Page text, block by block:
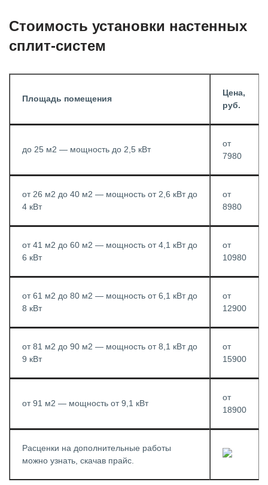
Стоимость установки настенных
сплит-систем
Площадь помещения
Цена,
руб.
до 25 м2 — мощность до 2,5 кВт
от
7980
от 26 м2 до 40 м2 — мощность от 2,6 кВт до
4 кВт
от
8980
от 41 м2 до 60 м2 — мощность от 4,1 кВт до
6 кВт
от
10980
от 61 м2 до 80 м2 — мощность от 6,1 кВт до
8 кВт
от
12900
от 81 м2 до 90 м2 — мощность от 8,1 кВт до
9 кВт
от
15900
от 91 м2 — мощность от 9,1 кВт
от
18900
Расценки на дополнительные работы
можно узнать, скачав прайс.